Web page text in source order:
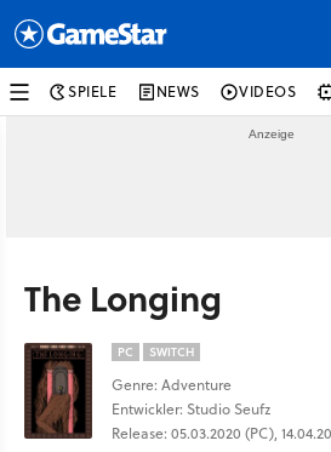
SPIELE NEWS VIDEOS
The Longing
PC SWITCH
Genre: Adventure
Entwickler: Studio Seufz
Release: 05.03.2020 (PC),